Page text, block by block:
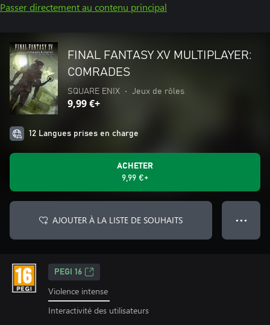
Passer directement au contenu principal
FINAL FANTASY XV MULTIPLAYER:
COMRADES
SQUARE ENIX • Jeux de rôles
9,99 €+
12 Langues prises en charge
ACHETER
9,99 €+
AJOUTER À LA LISTE DE SOUHAITS ● ● ●
PEGI 16
Violence intense
Interactivité des utilisateurs